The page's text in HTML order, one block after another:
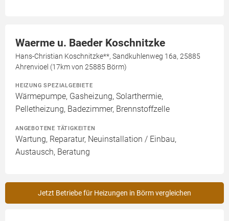
Waerme u. Baeder Koschnitzke
Hans-Christian Koschnitzke**, Sandkuhlenweg 16a, 25885
Ahrenvioel (17km von 25885 Börm)
HEIZUNG SPEZIALGEBIETE
Wärmepumpe, Gasheizung, Solarthermie,
Pelletheizung, Badezimmer, Brennstoffzelle
ANGEBOTENE TÄTIGKEITEN
Wartung, Reparatur, Neuinstallation / Einbau,
Austausch, Beratung
Jetzt Betriebe für Heizungen in Börm vergleichen